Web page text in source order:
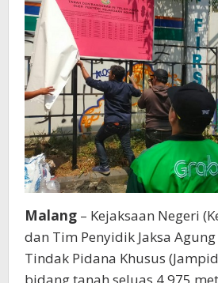
Malang – Kejaksaan Negeri
dan Tim Penyidik Jaksa
Tindak Pidana Khusus